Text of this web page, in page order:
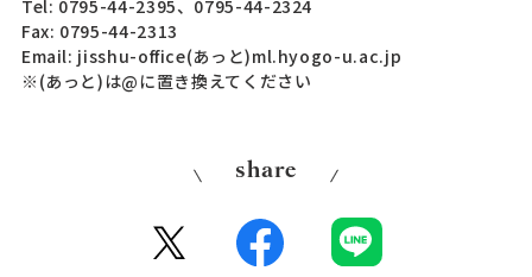
Tel: 0795-44-2395、0795-44-2324
Fax: 0795-44-2313
Email: jisshu-office(あっと)ml.hyogo-u.ac.jp
※(あっと)は@に置き換えてください
share